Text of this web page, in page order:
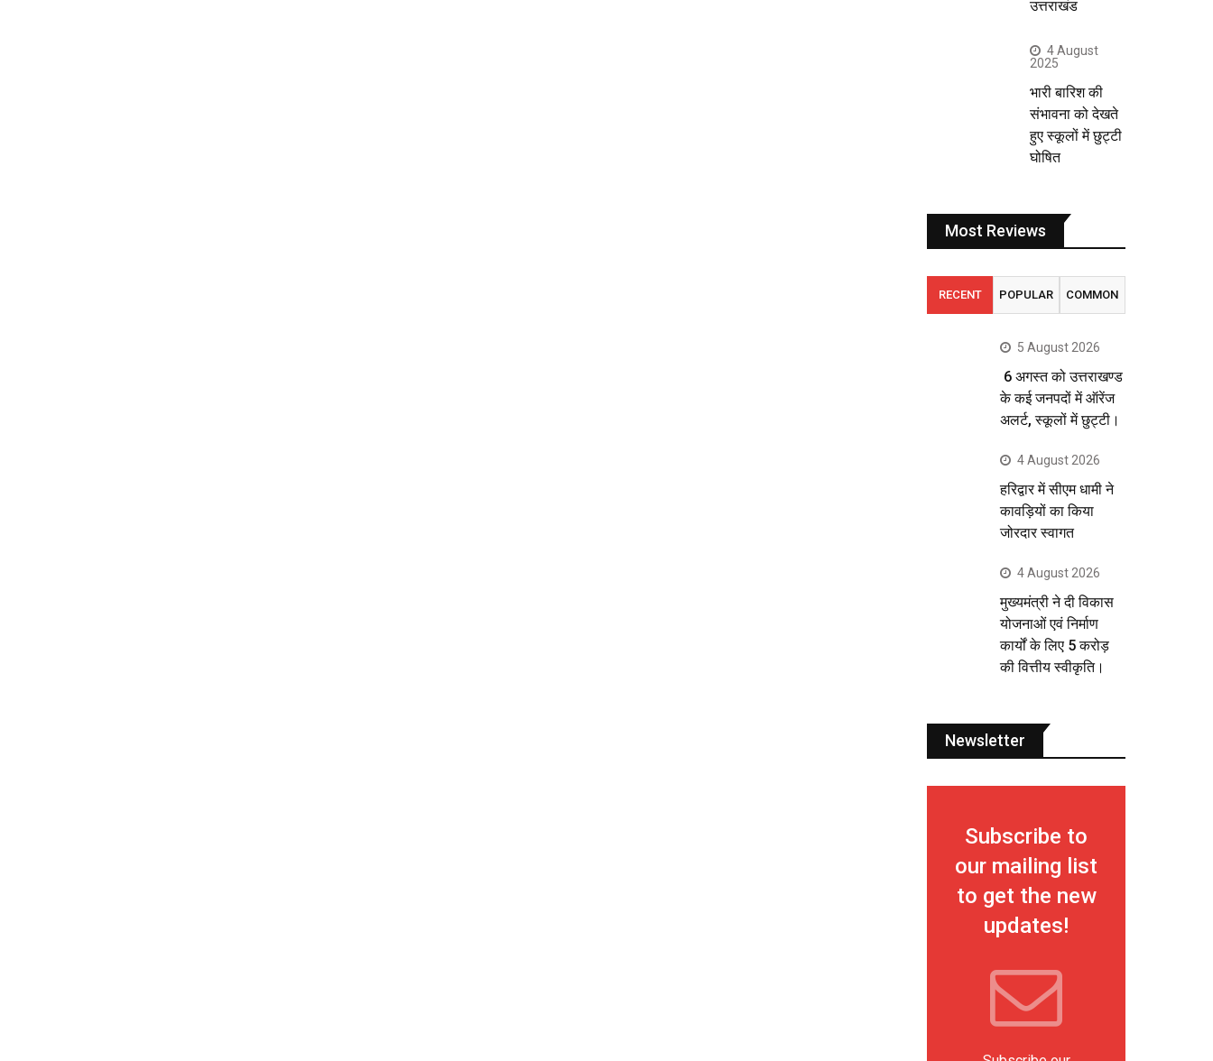
उत्तराखंड
4 August
2025
भारी बारिश की
संभावना को देखते
हुए स्कूलों में छुट्टी
घोषित
Most Reviews
RECENT POPULAR COMMON
5 August 2026
6 अगस्त को उत्तराखण्ड
के कई जनपदों में ऑरेंज
अलर्ट, स्कूलों में छुट्टी।
4 August 2026
हरिद्वार में सीएम धामी ने
कावड़ियों का किया
जोरदार स्वागत
4 August 2026
मुख्यमंत्री ने दी विकास
योजनाओं एवं निर्माण
कार्यों के लिए 5 करोड़
की वित्तीय स्वीकृति।
Newsletter
Subscribe to
our mailing list
to get the new
updates!